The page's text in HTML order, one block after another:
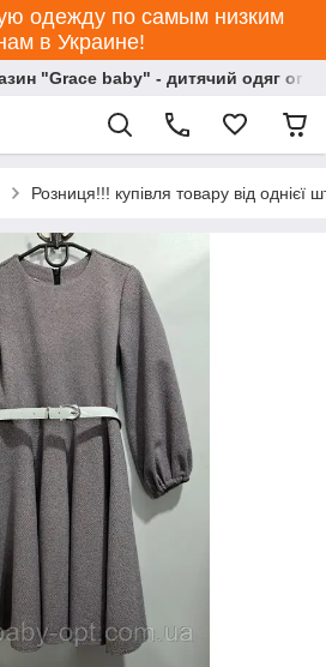
одежду по самым низким
в Украине!
"Grace baby" - дитячий одяг
Розниця!!! купівля товару від однієї